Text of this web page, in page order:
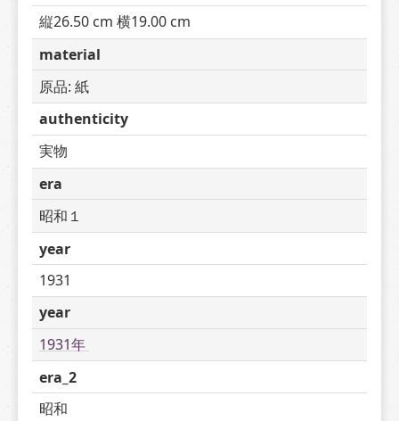
縦26.50 cm 横19.00 cm
material
原品: 紙
authenticity
実物
era
昭和１
year
1931
year
1931年
era_2
昭和